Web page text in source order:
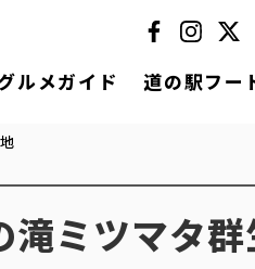
ルメガイド 道の駅フー
ミツマタ